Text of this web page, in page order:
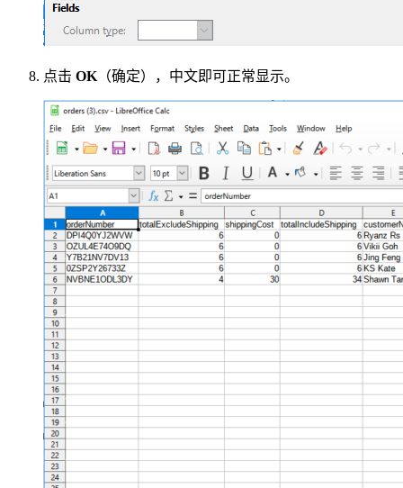
点击 OK （确定），中文即可正常显示。